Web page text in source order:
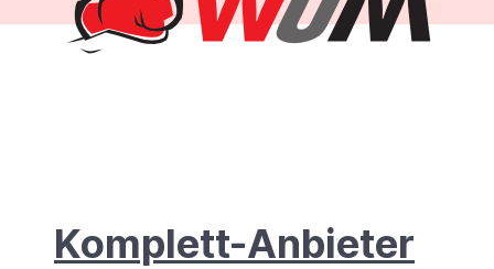
Komplett-Anbieter